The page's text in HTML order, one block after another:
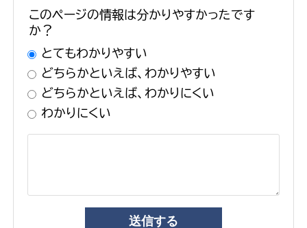
このページの情報は分かりやすかったです
か？
とてもわかりやすい
どちらかといえば、わかりやすい
どちらかといえば、わかりにくい
わかりにくい